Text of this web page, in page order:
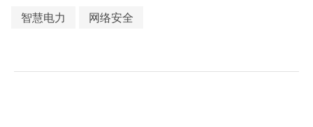
智慧电力 网络安全